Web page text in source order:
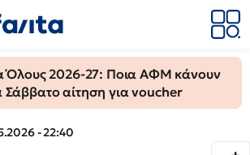
Όλους 2026-27: Ποια ΑΦΜ κάνουν
αίτηση για voucher
- 22:40